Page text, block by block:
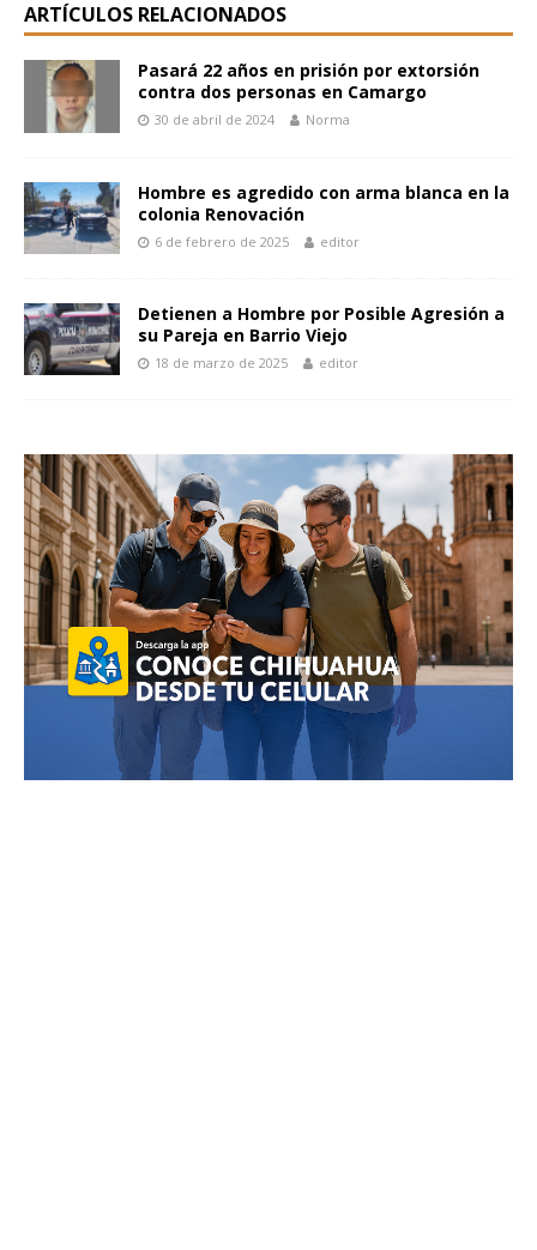
ARTÍCULOS RELACIONADOS
Pasará 22 años en prisión por extorsión
contra dos personas en Camargo
30 de abril de 2024 Norma
Hombre es agredido con arma blanca en la
colonia Renovación
6 de febrero de 2025 editor
Detienen a Hombre por Posible Agresión a
su Pareja en Barrio Viejo
18 de marzo de 2025 editor